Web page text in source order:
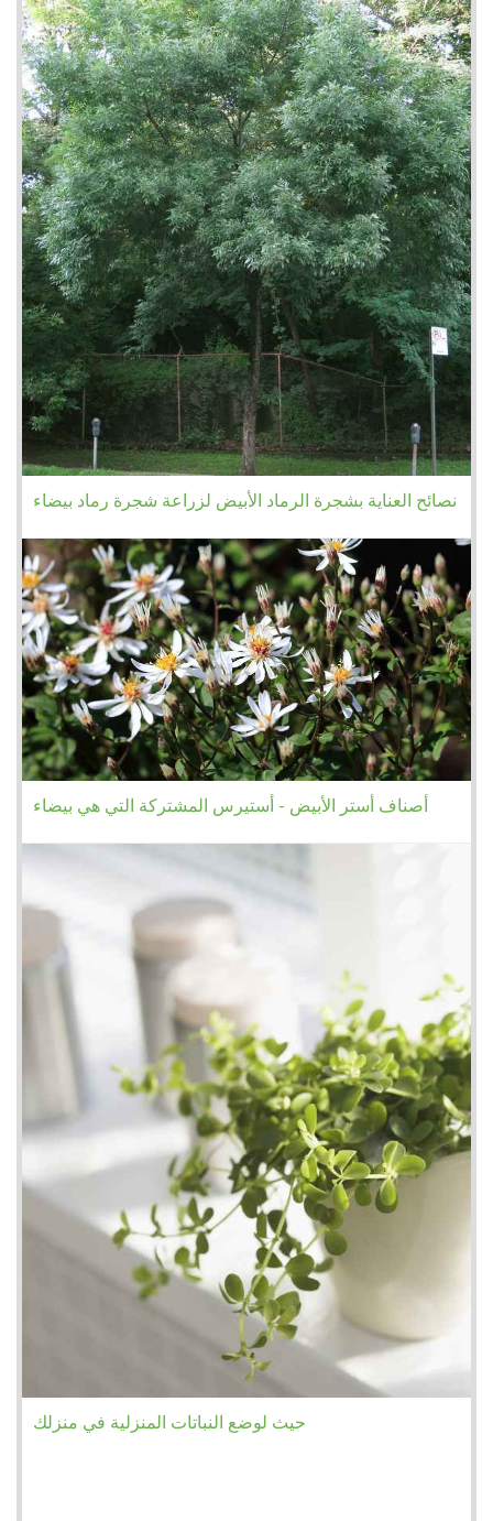
نصائح العناية بشجرة الرماد الأبيض لزراعة شجرة رماد بيضاء
أصناف أستر الأبيض - أستيرس المشتركة التي هي بيضاء
حيث لوضع النباتات المنزلية في منزلك